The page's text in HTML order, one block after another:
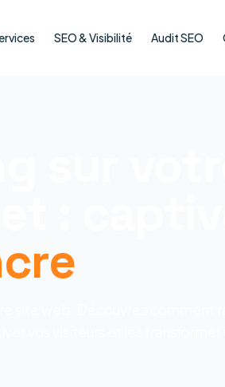
SEO & Visibilité Audit SEO
sur votre
:
site web. Découvrez comment
vos visiteurs et les transformer